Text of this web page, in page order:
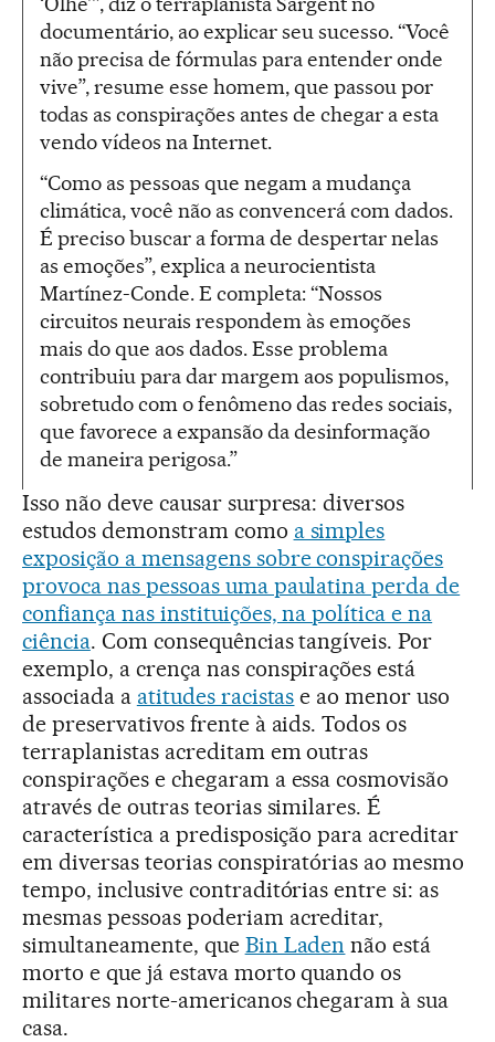
documentário, ao explicar seu sucesso. “Você
não precisa de fórmulas para entender onde
vive”, resume esse homem, que passou por
todas as conspirações antes de chegar a esta
vendo vídeos na Internet.
“Como as pessoas que negam a mudança
climática, você não as convencerá com dados.
É preciso buscar a forma de despertar nelas
as emoções”, explica a neurocientista
Martínez-Conde. E completa: “Nossos
circuitos neurais respondem às emoções
mais do que aos dados. Esse problema
contribuiu para dar margem aos populismos,
sobretudo com o fenômeno das redes sociais,
que favorece a expansão da desinformação
de maneira perigosa.”
Isso não deve causar surpresa: diversos
estudos demonstram como a simples
exposição a mensagens sobre conspirações
provoca nas pessoas uma paulatina perda de
confiança nas instituições, na política e na
ciência. Com consequências tangíveis. Por
exemplo, a crença nas conspirações está
associada a atitudes racistas e ao menor uso
de preservativos frente à aids. Todos os
terraplanistas acreditam em outras
conspirações e chegaram a essa cosmovisão
através de outras teorias similares. É
característica a predisposição para acreditar
em diversas teorias conspiratórias ao mesmo
tempo, inclusive contraditórias entre si: as
mesmas pessoas poderiam acreditar,
simultaneamente, que Bin Laden não está
morto e que já estava morto quando os
militares norte-americanos chegaram à sua
casa.